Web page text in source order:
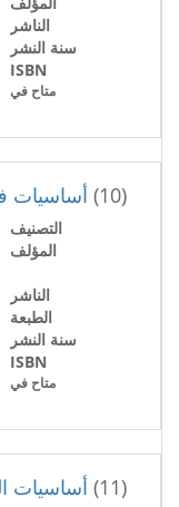
الناشر
سنة النشر
ISBN
متاح في
(10) أساسيات
التصنيف
المؤلف
الناشر
الطبعة
سنة النشر
ISBN
متاح في
(11) أساسيات